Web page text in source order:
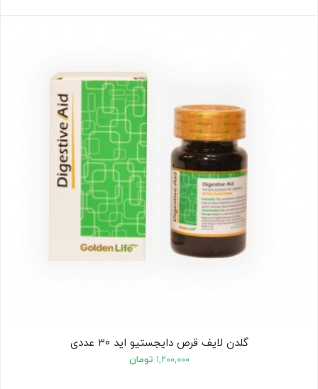
گلدن لایف قرص دایجستیو اید ۳۰ عددی
۱,۲۰۰,۰۰۰ تومان